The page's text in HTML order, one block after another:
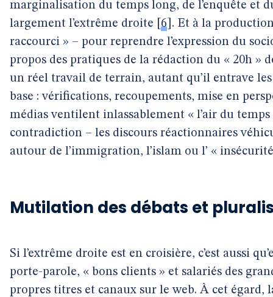
marginalisation du temps long, de l’enquête et
largement l’extrême droite
6 . Et à la
raccourci » – pour reprendre l’expression du
propos des pratiques de la rédaction du « 20h »
un réel travail de terrain, autant qu’il entrave
base : vérifications, recoupements, mise en
médias ventilent inlassablement « l’air du
contradiction – les discours réactionnaires
autour de l’immigration, l’islam ou l’ «
Mutilation des débats et
Si l’extrême droite est en croisière, c’est aussi
porte-parole, « bons clients » et salariés des
propres titres et canaux sur le web. À cet égard,